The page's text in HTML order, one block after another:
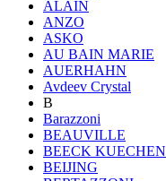
ALAIN
ANZO
ASKO
AU BAIN MARIE
AUERHAHN
Avdeev Crystal
B
Barazzoni
BEAUVILLE
BEECK KUECHEN
BEIJING